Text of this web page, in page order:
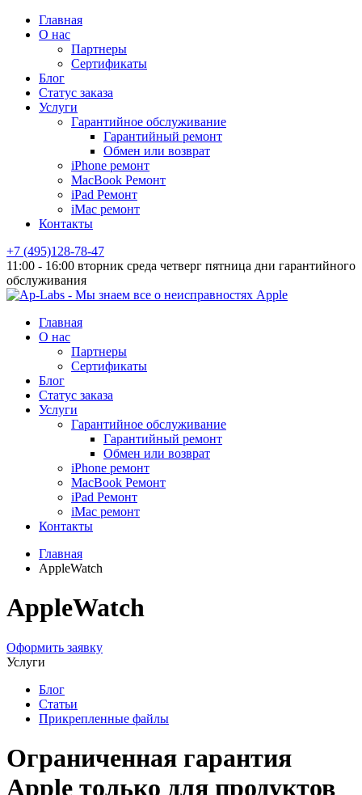
Главная
О нас
Партнеры
Сертификаты
Блог
Статус заказа
Услуги
Гарантийное обслуживание
Гарантийный ремонт
Обмен или возврат
iPhone ремонт
MacBook Ремонт
iPad Ремонт
iMac ремонт
Контакты
+7 (495)128-78-47
11:00 - 16:00 вторник среда четверг пятница дни гарантийного
обслуживания
Главная
О нас
Партнеры
Сертификаты
Блог
Статус заказа
Услуги
Гарантийное обслуживание
Гарантийный ремонт
Обмен или возврат
iPhone ремонт
MacBook Ремонт
iPad Ремонт
iMac ремонт
Контакты
Главная
AppleWatch
AppleWatch
Оформить заявку
Услуги
Блог
Статьи
Прикрепленные файлы
Ограниченная гарантия
Apple только для продуктов